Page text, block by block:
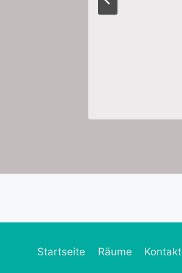
Startseite Räume Kontakt